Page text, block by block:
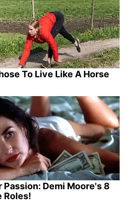
To Live Like A Horse
Passion: Demi Moore's 8
Roles!